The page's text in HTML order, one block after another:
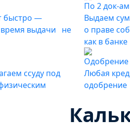
быстро —
выдачи не
По 2 док-ам
Выдаем
о праве
как в
ссуду под
Одобрение
Любая